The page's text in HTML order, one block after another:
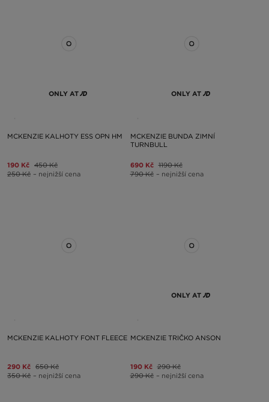
ONLY AT
MCKENZIE KALHOTY ESS OPN HM
190 Kč 450 Kč
250 Kč – nejnižší cena
ONLY AT
MCKENZIE BUNDA ZIMNÍ
TURNBULL
690 Kč 1190 Kč
790 Kč – nejnižší cena
MCKENZIE KALHOTY FONT FLEECE
290 Kč 650 Kč
350 Kč – nejnižší cena
ONLY AT
MCKENZIE TRIČKO ANSON
190 Kč 290 Kč
290 Kč – nejnižší cena